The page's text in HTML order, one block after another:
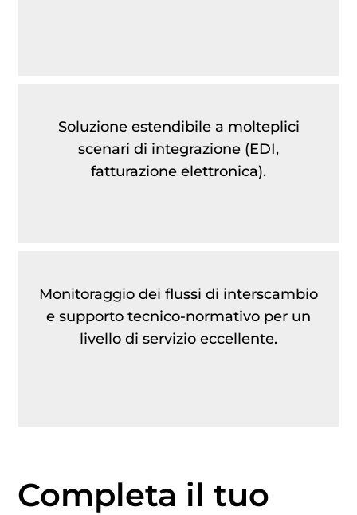
Soluzione estendibile a molteplici
scenari di integrazione (EDI,
fatturazione elettronica).
Monitoraggio dei flussi di interscambio
e supporto tecnico-normativo per un
livello di servizio eccellente.
Completa il tuo